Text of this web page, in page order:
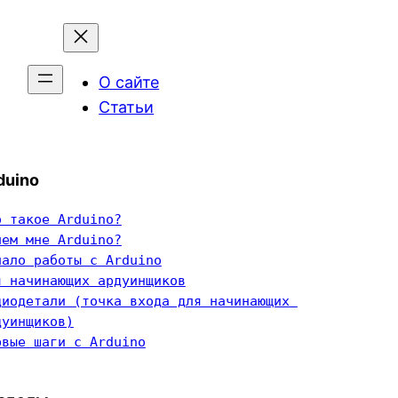
О сайте
Статьи
такое Arduino?
мне Arduino?
работы с Arduino
начинающих ардуинщиков
(точка входа для начинающих
шаги с Arduino